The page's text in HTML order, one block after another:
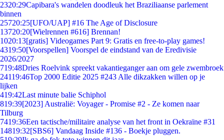
2320:29Capibara's wandelen doodleuk het Braziliaanse parlement
binnen
25720:25[UFO/UAP] #16 The Age of Disclosure
13720:20[Wielrennen #616] Brennan!
1020:13[gratis] Videogames Part 9: Gratis en free-to-play games!
4319:50[Voorspellen] Voorspel de eindstand van de Eredivisie
2026/2027
719:48Dries Roelvink spreekt vakantieganger aan om gele zwembroek
24119:46Top 2000 Editie 2025 #243 Alle dikzakken willen op je
lijken
419:42Last minute balie Schiphol
819:39[2023] Australië: Voyager - Promise #2 - Ze komen naar
Tilburg
7419:36Een tactische/militaire analyse van het front in Oekraïne #31
14819:32[SBS6] Vandaag Inside #136 - Boekje pluggen.